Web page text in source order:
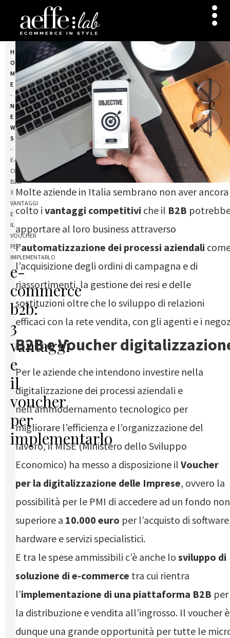
H
O
M
E
-
N
E
W
S
-
E-
COMMERCE
B2B:
3
VANTAGGI
E
IL
VOUCHER
PER
IMPLEMENTARLO
e-
commerce
b2b:
3
vantaggi
e
il
voucher
per
implementarlo
Molte aziende in Italia sembrano non aver ancora
colto i vantaggi competitivi che il B2B
apportare al loro business attraverso
l’automatizzazione dei processi aziendali
l’acquisizione degli ordini di campagna e di
riassortimenti, la gestione dei resi e delle
sostituzioni oltre che lo sviluppo di relazioni
efficaci con la rete vendita, con gli agenti e i
B2B e Voucher
Per le aziende che intendono investire nella
digitalizzazione dei processi aziendali e
nell’ammodernamento tecnologico per
migliorare l’efficienza e l’organizzazione del
lavoro, il MISE (Ministero dello Sviluppo
Economico) ha messo a disposizione il Voucher
per la digitalizzazione delle Imprese, ovvero la
possibilità per le PMI di accedere ad un fondo non
superiore a 10.000 euro per l’acquisto di
hardware e servizi specialistici.
E tra le spese ammissibili c’è anche lo sviluppo di
soluzione di e-commerce tra cui rientra
l’implementazione di una piattaforma B2B per
la distribuzione e vendita all’ingrosso. Il voucher è
dunque una grande opportunità per tutte le